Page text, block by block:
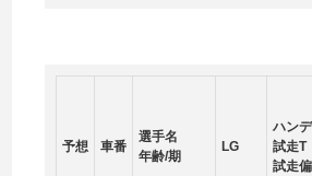
予想 車番
選手名
年齢/期
LG
ハンデ
試走T
試走